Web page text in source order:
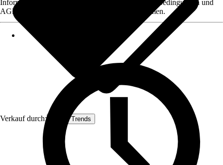
Verkauf durch: House Trends
Informationen des Verkäufers, wie z. B. Rückgabebedingungen und
AGB, finden Sie bei Klick auf den Verkäufernamen.